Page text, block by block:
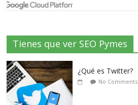
Tienes que ver SEO Pymes
¿Qué es Twitter?
No Comments